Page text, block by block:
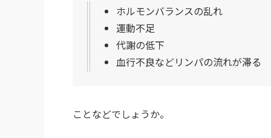
ホルモンバランスの乱れ
運動不足
代謝の低下
血行不良などリンパの流れが滞る
ことなどでしょうか。